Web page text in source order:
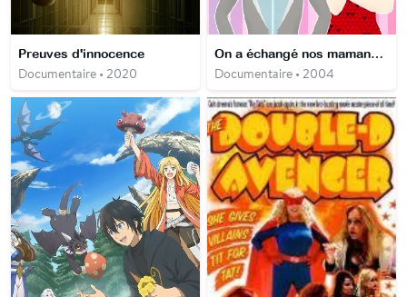
Preuves d'innocence
Documentaire • 2020
On a échangé nos mamans USA
Documentaire • 2004